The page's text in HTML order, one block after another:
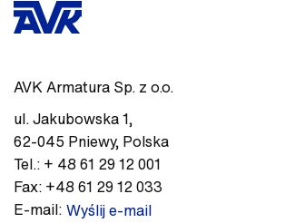
AVK Armatura Sp. z o.o.
ul. Jakubowska 1,
62-045 Pniewy, Polska
Tel.: + 48 61 29 12 001
Fax: +48 61 29 12 033
E-mail: Wyślij e-mail